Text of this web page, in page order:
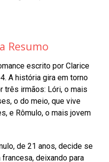
Resumo
escrito por Clarice
A história gira em torno
três irmãos: Lóri, o mais
o do meio, que vive
e Rômulo, o mais jovem
de 21 anos, decide se
deixando para